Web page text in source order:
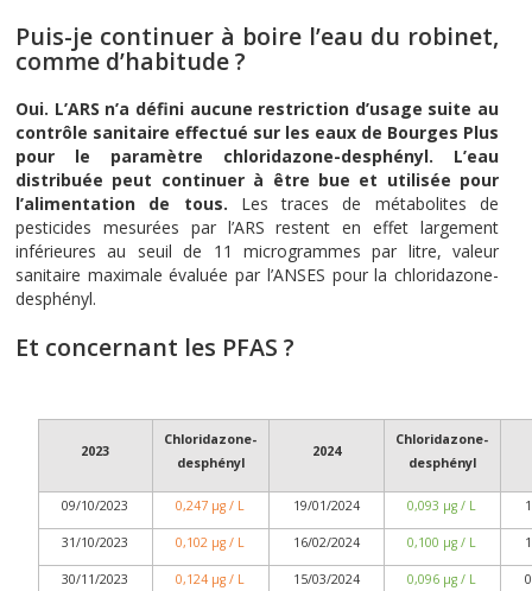
Puis-je continuer à boire l’eau du robinet,
comme d’habitude ?
Oui. L’ARS n’a défini aucune restriction d’usage suite au
contrôle sanitaire effectué sur les eaux de Bourges Plus
pour le paramètre chloridazone-desphényl. L’eau
distribuée peut continuer à être bue et utilisée pour
l’alimentation de tous. Les traces de métabolites de
pesticides mesurées par l’ARS restent en effet largement
inférieures au seuil de 11 microgrammes par litre, valeur
sanitaire maximale évaluée par l’ANSES pour la chloridazone-
desphényl.
Et concernant les PFAS ?
2023
Chloridazone-
desphényl
2024
Chloridazone-
desphényl
09/10/2023 0,247 µg / L 19/01/2024 0,093 µg / L
31/10/2023 0,102 µg / L 16/02/2024 0,100 µg / L
30/11/2023 0,124 µg / L 15/03/2024 0,096 µg / L